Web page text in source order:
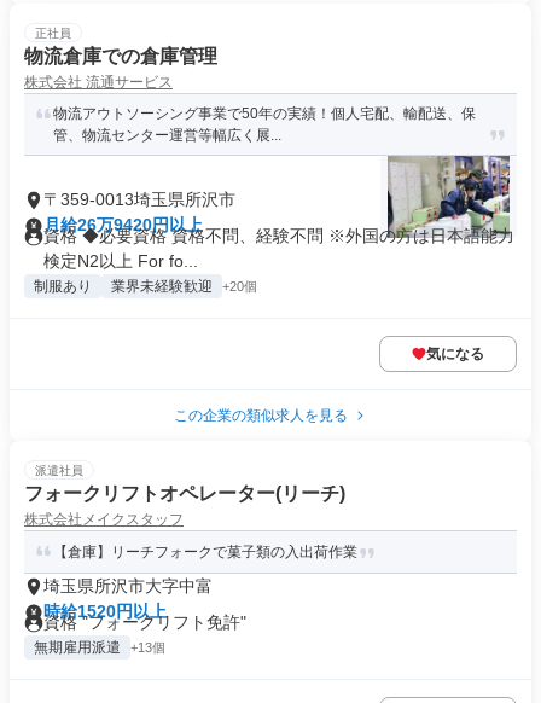
正社員
物流倉庫での倉庫管理
株式会社 流通サービス
物流アウトソーシング事業で50年の実績！個人宅配、輸配送、保
管、物流センター運営等幅広く展...
〒359-0013埼玉県所沢市
月給26万9420円以上
資格 ◆必要資格 資格不問、経験不問 ※外国の方は日本語能力
検定N2以上 For fo...
制服あり 業界未経験歓迎 +20個
気になる
この企業の類似求人を見る
派遣社員
フォークリフトオペレーター(リーチ)
株式会社メイクスタッフ
【倉庫】リーチフォークで菓子類の入出荷作業
埼玉県所沢市大字中富
時給1520円以上
資格 "フォークリフト免許"
無期雇用派遣 +13個